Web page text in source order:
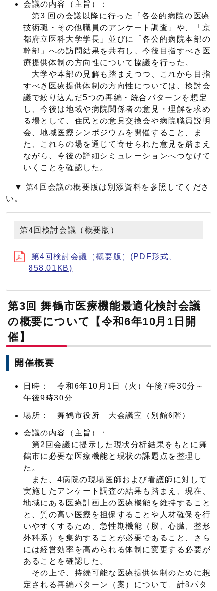
会議の内容（主旨）：
第3 回の会議以降に行った「各公的病院の医療
技術職・その他職員のアンケート調査」や、「京
都府立医科大学学長」並びに「各公的病院本部の
幹部」への訪問結果を共有し、今後目指すべき医
療提供体制の方向性について協議を行った。
大学や本部の見解も踏まえつつ、これから目指
すべき医療提供体制の方向性については、検討会
議で絞り込んだ5つの再編・統合パターンを想定
し、今後は地域や病院関係者の意見・理解を求め
る場として、住民との意見交換会や病院職員説明
会、地域医療シンポジウムを開催すること、ま
た、これらの場を通じて寄せられた意見を踏まえ
ながら、今後の詳細シミュレーションへつなげて
いくことを確認した。
▼ 第4回会議の概要版は別添資料を参照してくださ
い。
第4回検討会議（概要版）
第4回検討会議（概要版）(PDF形式、
858.01KB)
第3回 舞鶴市医療機能最適化検討会議
の概要について【令和6年10月1日開
催】
開催概要
日時： 令和6年10月1日（火）午後7時30分～
午後9時30分
場所： 舞鶴市役所 大会議室（別館6階）
会議の内容（主旨）：
第2回会議に提示した現状分析結果をもとに舞
鶴市に必要な医療機能と現状の課題点を整理し
た。
また、4病院の現場医師および看護師に対して
実施したアンケート調査の結果も踏まえ、現在、
地域にある医療計画上の医療機能を維持すること
と、質の高い医療を担保することや人材確保を行
いやすくするため、急性期機能（脳、心臓、整形
外科系）を集約することが必要であること、さら
には経営効率を高められる体制に変更する必要が
あることを確認した。
その上で、持続可能な医療提供体制のために想
定される再編パターン（案）について、計8パタ